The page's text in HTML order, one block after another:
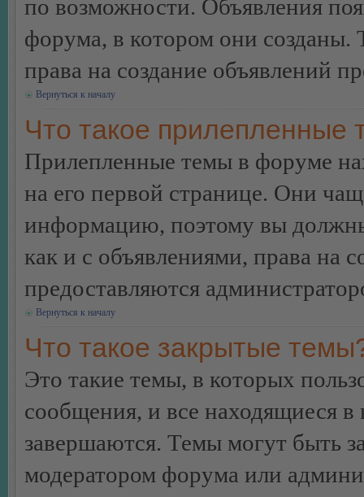
по возможности. Объявления
форума, в котором они
права на создание объявлений
Вернуться к началу
Что такое прилепленные
Прилепленные темы в форуме
на его первой странице. Они
информацию, поэтому вы
как и с объявлениями, права на
предоставляются
Вернуться к началу
Что такое закрытые
Это такие темы, в которых
сообщения, и все находящиеся
завершаются. Темы могут быть
модератором форума или